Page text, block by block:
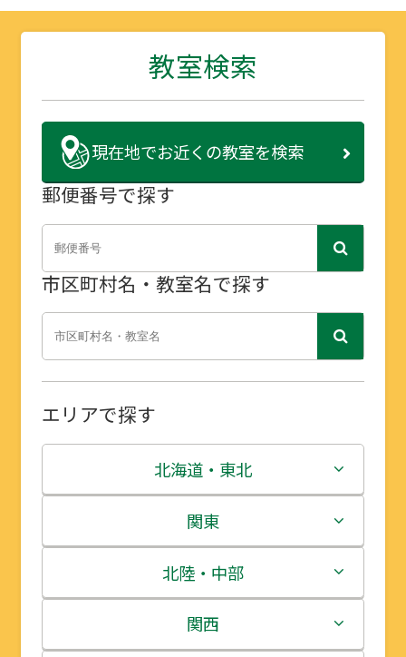
教室検索
現在地でお近くの教室を検索
郵便番号で探す
市区町村名・教室名で探す
エリアで探す
北海道・東北
北海道
青森県
岩手県
関東
茨城県
栃木県
北陸・中部
新潟県
関西